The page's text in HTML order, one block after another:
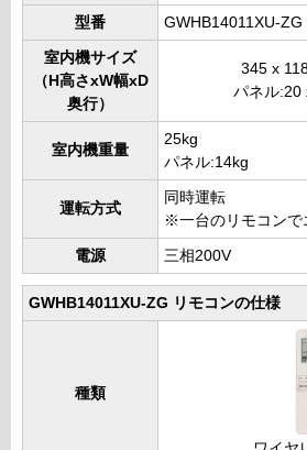
型番 GWHB14011XU-ZG
室内機サイズ
（H高さxW幅xD
奥行）
345 x
パネル:20
室内機重量
25kg
パネル:14kg
運転方式
同時運転
※一台のリモコンで
電源 三相200V
GWHB14011XU-ZG リモコンの仕様
種類